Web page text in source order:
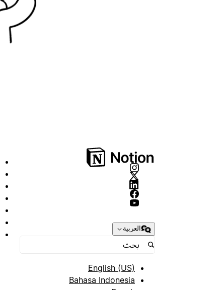
العربية
English (US)
Bahasa Indonesia